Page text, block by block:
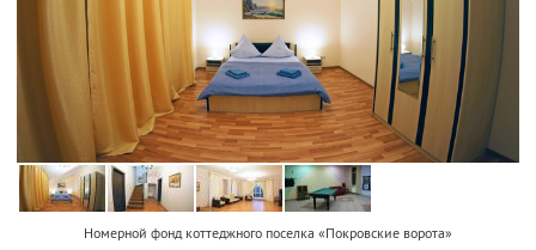
Номерной фонд коттеджного поселка «Покровские ворота»